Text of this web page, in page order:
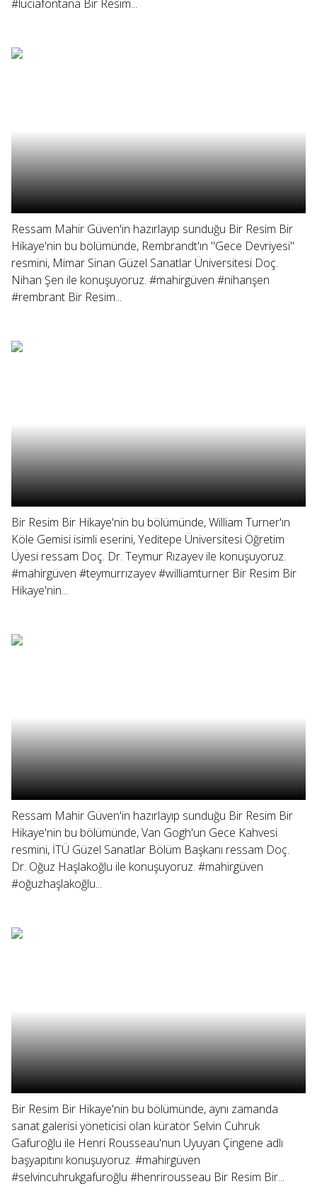
#luciafontana Bir Resim...
Ressam Mahir Güven'in hazırlayıp sunduğu Bir Resim Bir
Hikaye'nin bu bölümünde, Rembrandt'ın "Gece Devriyesi"
resmini, Mimar Sinan Güzel Sanatlar Üniversitesi Doç.
Nihan Şen ile konuşuyoruz. #mahirgüven #nihanşen
#rembrant Bir Resim...
Bir Resim Bir Hikaye'nin bu bölümünde, William Turner'ın
Köle Gemisi isimli eserini, Yeditepe Üniversitesi Öğretim
Üyesi ressam Doç. Dr. Teymur Rızayev ile konuşuyoruz.
#mahirgüven #teymurrızayev #williamturner Bir Resim Bir
Hikaye'nin...
Ressam Mahir Güven'in hazırlayıp sunduğu Bir Resim Bir
Hikaye'nin bu bölümünde, Van Gogh'un Gece Kahvesi
resmini, İTÜ Güzel Sanatlar Bölüm Başkanı ressam Doç.
Dr. Oğuz Haşlakoğlu ile konuşuyoruz. #mahirgüven
#oğuzhaşlakoğlu...
Bir Resim Bir Hikaye'nin bu bölümünde, aynı zamanda
sanat galerisi yöneticisi olan küratör Selvin Cuhruk
Gafuroğlu ile Henri Rousseau'nun Uyuyan Çingene adlı
başyapıtını konuşuyoruz. #mahirgüven
#selvincuhrukgafuroğlu #henrirousseau Bir Resim Bir...